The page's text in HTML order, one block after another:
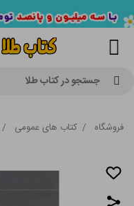
جستجو در کتاب طلا
فروشگاه / کتاب های عمومی /